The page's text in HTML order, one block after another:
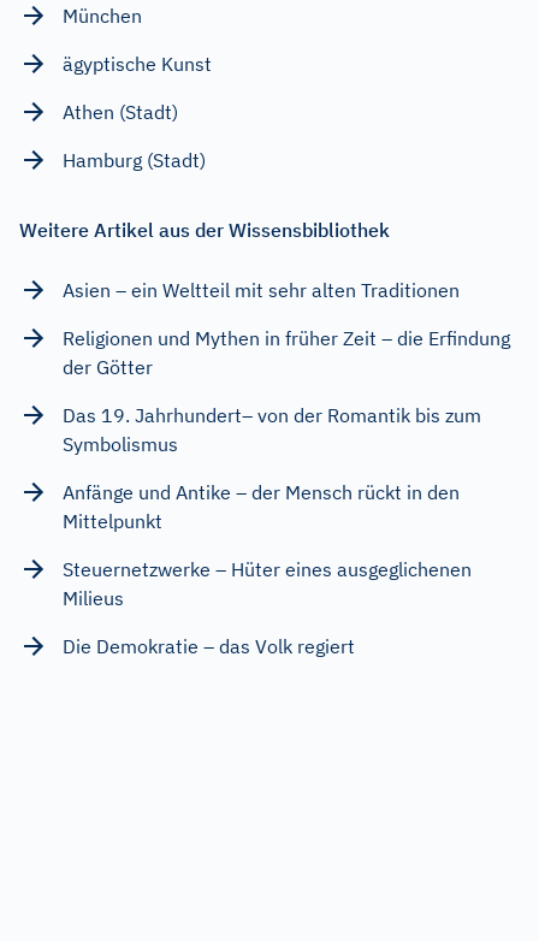
München
ägyptische Kunst
Athen (Stadt)
Hamburg (Stadt)
Weitere Artikel aus der Wissensbibliothek
Asien – ein Weltteil mit sehr alten Traditionen
Religionen und Mythen in früher Zeit – die Erfindung
der Götter
Das 19. Jahrhundert– von der Romantik bis zum
Symbolismus
Anfänge und Antike – der Mensch rückt in den
Mittelpunkt
Steuernetzwerke – Hüter eines ausgeglichenen
Milieus
Die Demokratie – das Volk regiert